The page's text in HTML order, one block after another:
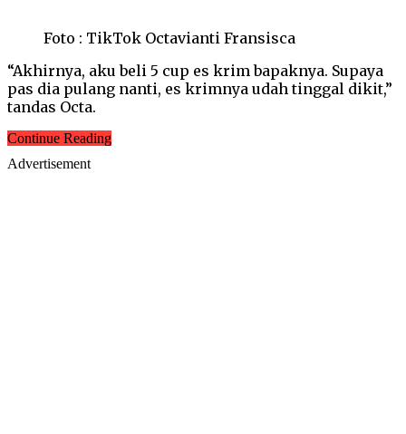
Foto : TikTok Octavianti Fransisca
“Akhirnya, aku beli 5 cup es krim bapaknya. Supaya
pas dia pulang nanti, es krimnya udah tinggal dikit,”
tandas Octa.
Continue Reading
Advertisement